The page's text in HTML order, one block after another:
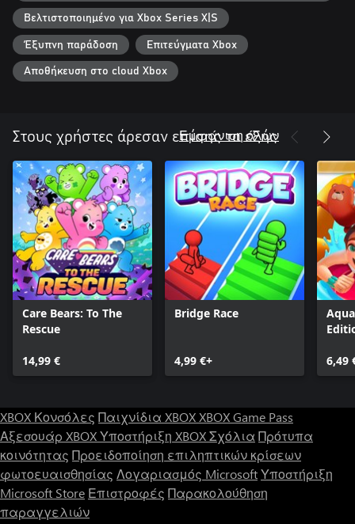
Βελτιστοποιημένο για Xbox Series X|S
Έξυπνη παράδοση Επιτεύγματα Xbox
Αποθήκευση στο cloud Xbox
Στους χρήστες άρεσαν επίσης τα εξής
Εμφάνιση όλων
Care Bears: To The
Rescue
14,99 €
Bridge Race
4,99 €+ 6,49
XBOX Κονσόλες Παιχνίδια XBOXXBOX Game Pass
Αξεσουάρ XBOXΥποστήριξη XBOXΣχόλια Πρότυπα
κοινότητας Προειδοποίηση επιληπτικών κρίσεων
φωτοευαισθησίας Λογαριασμός MicrosoftΥποστήριξη
Microsoft Store Επιστροφές Παρακολούθηση
παραγγελιών